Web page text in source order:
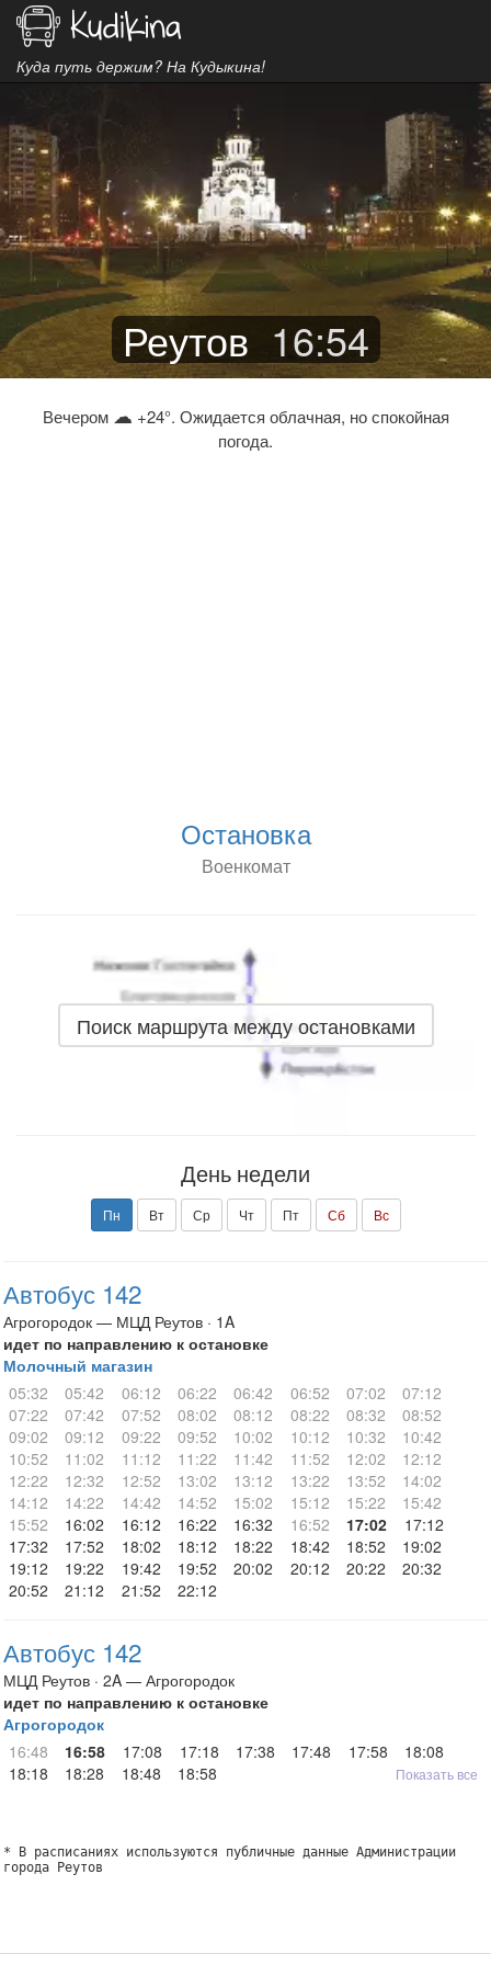
Куда путь держим? На Кудыкина!
Реутов 16:54
Вечером ☁ +24°. Ожидается облачная, но спокойная
погода.
Остановка
Военкомат
Поиск маршрута между остановками
День недели
Пн Вт Ср Чт Пт Сб Вс
Автобус 142
Агрогородок — МЦД Реутов · 1A
идет по направлению к остановке
Молочный магазин
05:32
05:42 06:12 06:22 06:42 06:52 07:02
07:12
07:22
07:42 07:52 08:02 08:12 08:22 08:32
08:52
09:02
09:12 09:22 09:52 10:02 10:12 10:32
10:42
10:52
11:02 11:12 11:22 11:42 11:52 12:02
12:12
12:22
12:32 12:52 13:02 13:12 13:22 13:52
14:02
14:12
14:22 14:42 14:52 15:02 15:12 15:22
15:42
15:52
16:02 16:12 16:22 16:32 16:52 17:02
17:12
17:32
17:52 18:02 18:12 18:22 18:42 18:52
19:02
19:12
19:22 19:42 19:52 20:02 20:12 20:22
20:32
20:52
21:12 21:52 22:12
Автобус 142
МЦД Реутов · 2A — Агрогородок
идет по направлению к остановке
Агрогородок
16:48
16:58 17:08 17:18 17:38 17:48 17:58
18:08
18:18
18:28 18:48 18:58 Показать все
* В расписаниях используются публичные данные Администрации
города Реутов